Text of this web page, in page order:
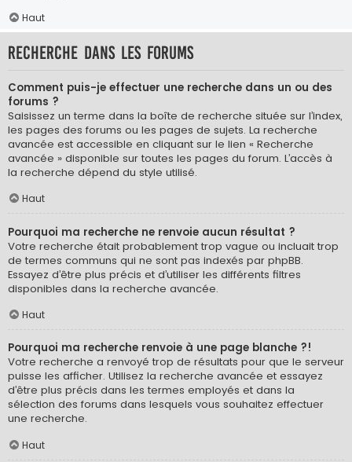
Haut
Recherche dans les forums
Comment puis-je effectuer une recherche dans un ou des
forums ?
Saisissez un terme dans la boîte de recherche située sur l’index,
les pages des forums ou les pages de sujets. La recherche
avancée est accessible en cliquant sur le lien « Recherche
avancée » disponible sur toutes les pages du forum. L’accès à
la recherche dépend du style utilisé.
Haut
Pourquoi ma recherche ne renvoie aucun résultat ?
Votre recherche était probablement trop vague ou incluait trop
de termes communs qui ne sont pas indexés par phpBB.
Essayez d’être plus précis et d’utiliser les différents filtres
disponibles dans la recherche avancée.
Haut
Pourquoi ma recherche renvoie à une page blanche ?!
Votre recherche a renvoyé trop de résultats pour que le serveur
puisse les afficher. Utilisez la recherche avancée et essayez
d’être plus précis dans les termes employés et dans la
sélection des forums dans lesquels vous souhaitez effectuer
une recherche.
Haut